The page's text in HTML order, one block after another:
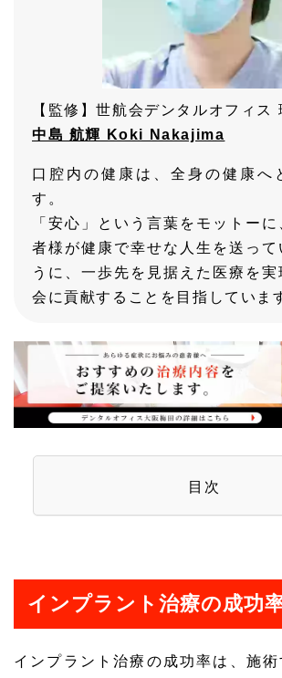
【監修】世航会デンタルオフィス
中島 航輝 Koki Nakajima
口腔内の健康は、全身の健康へ
す。
「安心」という言葉をモットー
者様が健康で幸せな人生を送って
うに、一歩先を見据えた医療を実
会に貢献することを目指していま
目次
インプラント治療の成功
インプラント治療の成功率は、施